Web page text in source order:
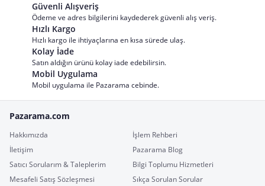
Güvenli Alışveriş
Ödeme ve adres bilgilerini kaydederek güvenli alış veriş.
Hızlı Kargo
Hızlı kargo ile ihtiyaçlarına en kısa sürede ulaş.
Kolay İade
Satın aldığın ürünü kolay iade edebilirsin.
Mobil Uygulama
Mobil uygulama ile Pazarama cebinde.
Pazarama.com
Hakkımızda
İşlem Rehberi
İletişim
Pazarama Blog
Satıcı Sorularım & Taleplerim
Bilgi Toplumu Hizmetleri
Mesafeli Satış Sözleşmesi
Sıkça Sorulan Sorular